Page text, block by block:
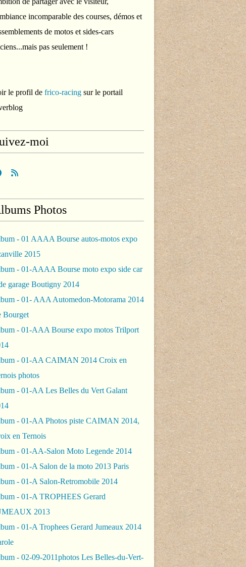
incomparable des courses, démos et
de motos et sides-cars
pas seulement !
le profil de frico-racing sur le portail
moi
Photos
- 01 AAAA Bourse autos-motos expo
2015
- 01-AAAA Bourse moto expo side car
garage Boutigny 2014
- 01- AAA Automedon-Motorama 2014
Bourget
- 01-AAA Bourse expo motos Trilport
- 01-AA CAIMAN 2014 Croix en
photos
- 01-AA Les Belles du Vert Galant
- 01-AA Photos piste CAIMAN 2014,
en Ternois
- 01-AA-Salon Moto Legende 2014
- 01-A Salon de la moto 2013 Paris
- 01-A Salon-Retromobile 2014
- 01-A TROPHEES Gerard
2013
- 01-A Trophees Gerard Jumeaux 2014
- 02-09-2011photos Les Belles-du-Vert-